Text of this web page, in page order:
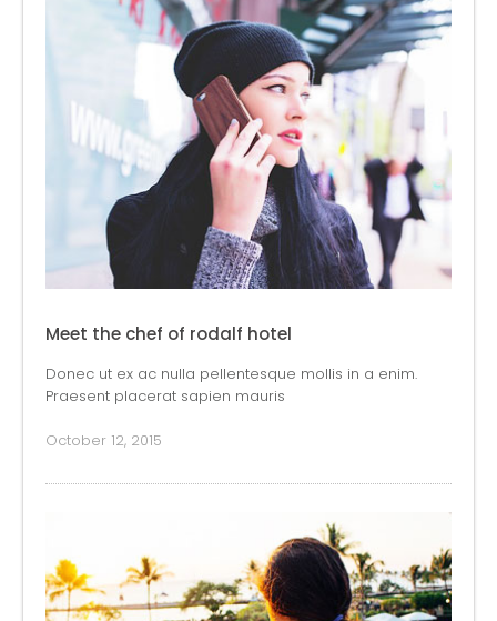
Meet the chef of rodalf hotel
Donec ut ex ac nulla pellentesque mollis in a enim.
Praesent placerat sapien mauris
October 12, 2015